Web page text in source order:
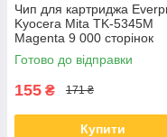
Чип для картриджа
Kyocera Mita TK-5345M
Magenta 9 000 сторінок
(CHIP-KYO-TK-5345M)
Готово до відправки
155 ₴ 171 ₴
Купити